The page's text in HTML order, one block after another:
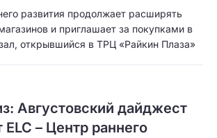
развития продолжает расширять
и приглашает за покупками в
открывшийся в ТРЦ «Райкин Плаза»
Августовский дайджест
ELC – Центр раннего